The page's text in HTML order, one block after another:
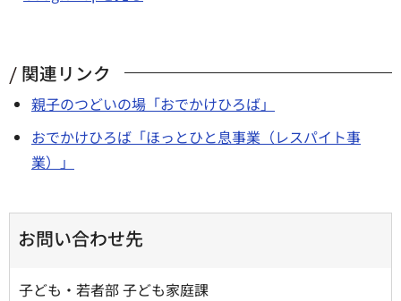
関連リンク
親子のつどいの場「おでかけひろば」
おでかけひろば「ほっとひと息事業（レスパイト事
業）」
お問い合わせ先
子ども・若者部 子ども家庭課